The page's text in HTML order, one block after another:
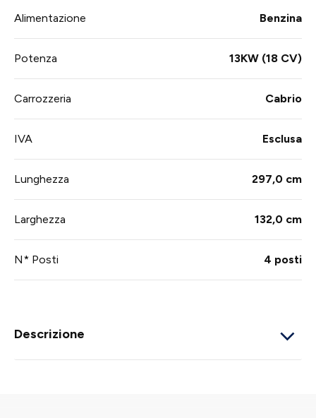
Alimentazione Benzina
Potenza 13KW (18 CV)
Carrozzeria Cabrio
IVA Esclusa
Lunghezza 297,0 cm
Larghezza 132,0 cm
N* Posti 4 posti
Descrizione